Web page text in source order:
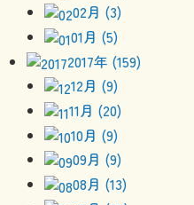
02月 (3)
01月 (5)
2017年 (159)
12月 (9)
11月 (20)
10月 (9)
09月 (9)
08月 (13)